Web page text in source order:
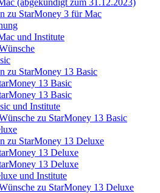
(abgekündigt zum 31.12.2023)
zu StarMoney 3 für Mac
und Institute
zu StarMoney 13 Basic
13 Basic
13 Basic
und Institute
zu StarMoney 13 Basic
zu StarMoney 13 Deluxe
13 Deluxe
13 Deluxe
und Institute
zu StarMoney 13 Deluxe